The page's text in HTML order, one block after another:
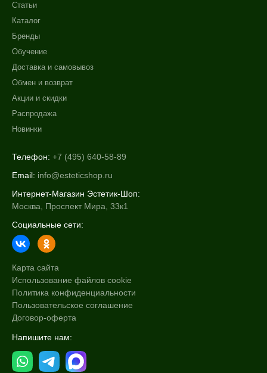
Статьи
Каталог
Бренды
Обучение
Доставка и самовывоз
Обмен и возврат
Акции и скидки
Распродажа
Новинки
Телефон: +7 (495) 640-58-89
Email: info@esteticshop.ru
Интернет-Магазин Эстетик-Шоп:
Москва, Проспект Мира, 33к1
Социальные сети:
Карта сайта
Использование файлов cookie
Политика конфиденциальности
Пользовательское соглашение
Договор-оферта
Напишите нам: